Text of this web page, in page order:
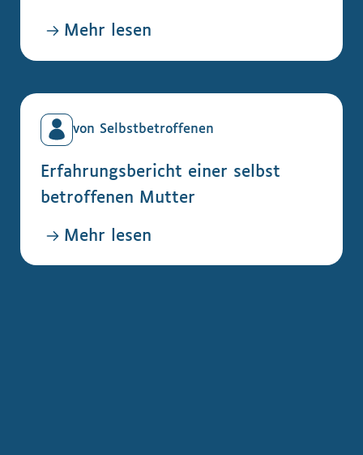
Mehr lesen
von Selbstbetroffenen
Erfahrungsbericht einer selbst
betroffenen Mutter
Mehr lesen